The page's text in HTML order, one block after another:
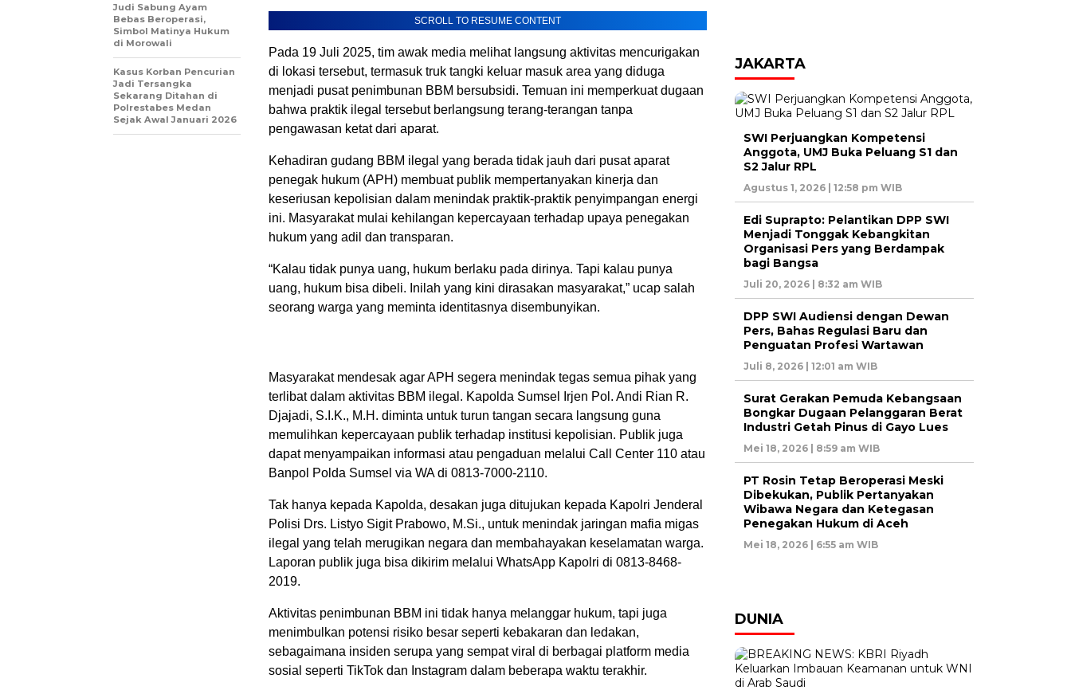
SCROLL TO RESUME CONTENT
Pada 19 Juli 2025, tim awak media melihat langsung aktivitas mencurigakan
di lokasi tersebut, termasuk truk tangki keluar masuk area yang diduga
menjadi pusat penimbunan BBM bersubsidi. Temuan ini memperkuat dugaan
bahwa praktik ilegal tersebut berlangsung terang-terangan tanpa
pengawasan ketat dari aparat.
Kehadiran gudang BBM ilegal yang berada tidak jauh dari pusat aparat
penegak hukum (APH) membuat publik mempertanyakan kinerja dan
keseriusan kepolisian dalam menindak praktik-praktik penyimpangan energi
ini. Masyarakat mulai kehilangan kepercayaan terhadap upaya penegakan
hukum yang adil dan transparan.
“Kalau tidak punya uang, hukum berlaku pada dirinya. Tapi kalau punya
uang, hukum bisa dibeli. Inilah yang kini dirasakan masyarakat,” ucap salah
seorang warga yang meminta identitasnya disembunyikan.
Masyarakat mendesak agar APH segera menindak tegas semua pihak yang
terlibat dalam aktivitas BBM ilegal. Kapolda Sumsel Irjen Pol. Andi Rian R.
Djajadi, S.I.K., M.H. diminta untuk turun tangan secara langsung guna
memulihkan kepercayaan publik terhadap institusi kepolisian. Publik juga
dapat menyampaikan informasi atau pengaduan melalui Call Center 110 atau
Banpol Polda Sumsel via WA di 0813-7000-2110.
Tak hanya kepada Kapolda, desakan juga ditujukan kepada Kapolri Jenderal
Polisi Drs. Listyo Sigit Prabowo, M.Si., untuk menindak jaringan mafia migas
ilegal yang telah merugikan negara dan membahayakan keselamatan warga.
Laporan publik juga bisa dikirim melalui WhatsApp Kapolri di 0813-8468-
2019.
Aktivitas penimbunan BBM ini tidak hanya melanggar hukum, tapi juga
menimbulkan potensi risiko besar seperti kebakaran dan ledakan,
sebagaimana insiden serupa yang sempat viral di berbagai platform media
sosial seperti TikTok dan Instagram dalam beberapa waktu terakhir.
Judi Sabung Ayam
Bebas Beroperasi,
Simbol Matinya Hukum
di Morowali
Kasus Korban Pencurian
Jadi Tersangka
Sekarang Ditahan di
Polrestabes Medan
Sejak Awal Januari 2026
JAKARTA
SWI Perjuangkan Kompetensi
Anggota, UMJ Buka Peluang S1 dan
S2 Jalur RPL
Agustus 1, 2026 | 12:58 pm WIB
Edi Suprapto: Pelantikan DPP SWI
Menjadi Tonggak Kebangkitan
Organisasi Pers yang Berdampak
bagi Bangsa
Juli 20, 2026 | 8:32 am WIB
DPP SWI Audiensi dengan Dewan
Pers, Bahas Regulasi Baru dan
Penguatan Profesi Wartawan
Juli 8, 2026 | 12:01 am WIB
Surat Gerakan Pemuda Kebangsaan
Bongkar Dugaan Pelanggaran Berat
Industri Getah Pinus di Gayo Lues
Mei 18, 2026 | 8:59 am WIB
PT Rosin Tetap Beroperasi Meski
Dibekukan, Publik Pertanyakan
Wibawa Negara dan Ketegasan
Penegakan Hukum di Aceh
Mei 18, 2026 | 6:55 am WIB
DUNIA